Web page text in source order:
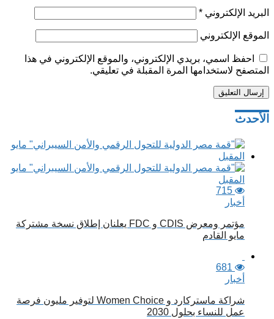
البريد الإلكتروني *
الموقع الإلكتروني
احفظ اسمي، بريدي الإلكتروني، والموقع الإلكتروني في هذا
المتصفح لاستخدامها المرة المقبلة في تعليقي.
تصفّح
الأحدث
715
أخبار
مؤتمر ومعرض CDIS و FDC يعلنان إطلاق نسخة مشتركة
مايو القادم
681
أخبار
شراكة ماستركارد و Women Choice لتوفير مليون فرصة
عمل للنساء بحلول 2030